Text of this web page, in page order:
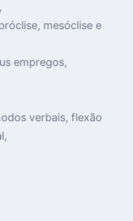
mesóclise e
empregos,
verbais, flexão